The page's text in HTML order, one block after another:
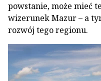
powstanie, może mieć
wizerunek Mazur – a
rozwój tego regionu.